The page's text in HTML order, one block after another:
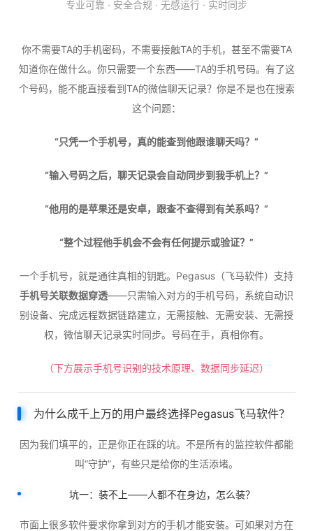
专业可靠 · 安全合规 · 无感运行 · 实时同步
你不需要TA的手机密码，不需要接触TA的手机，甚至不需要TA
知道你在做什么。你只需要一个东西——TA的手机号码。有了这
个号码，能不能直接看到TA的微信聊天记录？你是不是也在搜索
这个问题：
“只凭一个手机号，真的能查到他跟谁聊天吗？”
“输入号码之后，聊天记录会自动同步到我手机上？”
“他用的是苹果还是安卓，跟查不查得到有关系吗？”
“整个过程他手机会不会有任何提示或验证？”
一个手机号，就是通往真相的钥匙。Pegasus（飞马软件）支持
手机号关联数据穿透——只需输入对方的手机号码，系统自动识
别设备、完成远程数据链路建立，无需接触、无需安装、无需授
权，微信聊天记录实时同步。号码在手，真相你有。
（下方展示手机号识别的技术原理、数据同步延迟）
为什么成千上万的用户最终选择Pegasus飞马软件？
因为我们填平的，正是你正在踩的坑。不是所有的监控软件都能
叫“守护”，有些只是给你的生活添堵。
坑一：装不上——人都不在身边，怎么装？
市面上很多软件要求你拿到对方的手机才能安装。可如果对方在